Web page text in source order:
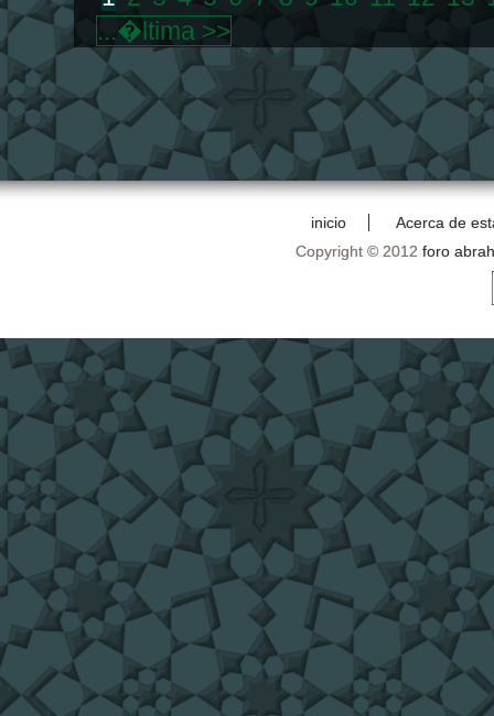
...�ltima >>
inicio
Acerca de
Copyright © 2012 foro